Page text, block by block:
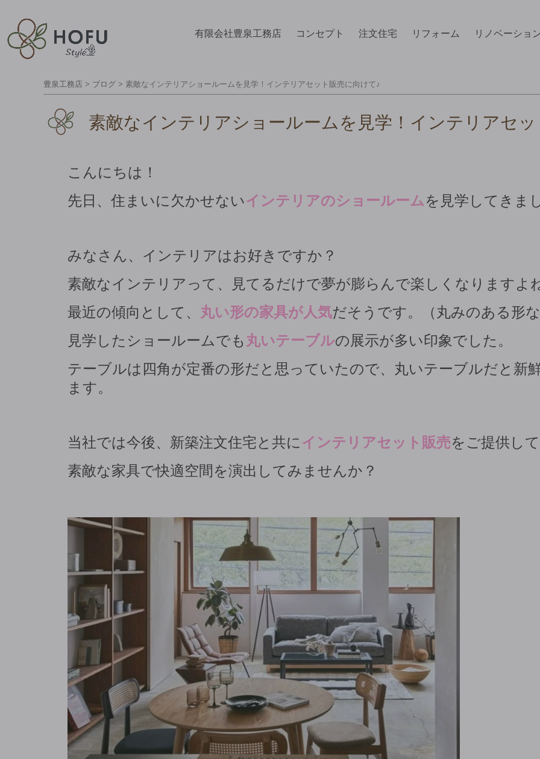
有限会社豊泉工務店 コンセプト 注文住宅 リフォーム リノベーショ
豊泉工務店 > ブログ > 素敵なインテリアショールームを見学！インテリアセット販売に向けて♪
素敵なインテリアショールームを見学！インテリアセ
こんにちは！
先日、住まいに欠かせないインテリアのショールームを見学してきま
みなさん、インテリアはお好きですか？
素敵なインテリアって、見てるだけで夢が膨らんで楽しくなりますよ
最近の傾向として、 丸い形の家具が人気だそうです。（丸みのある形な
見学したショールームでも 丸いテーブルの展示が多い印象でした。
テーブルは四角が定番の形だと思っていたので、丸いテーブルだと新
ます。
当社では今後、新築注文住宅と共に インテリアセット販売をご提供し
素敵な家具で快適空間を演出してみませんか？